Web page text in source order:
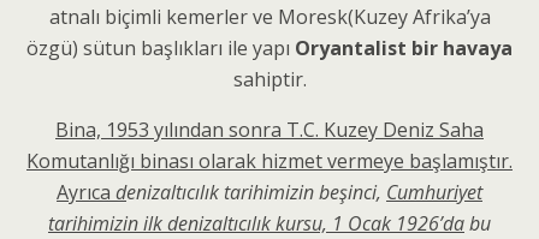
atnalı biçimli kemerler ve Moresk(Kuzey Afrika’ya
özgü) sütun başlıkları ile yapı Oryantalist bir havaya
sahiptir.
Bina, 1953 yılından sonra T.C. Kuzey Deniz Saha
Komutanlığı binası olarak hizmet vermeye başlamıştır.
Ayrıca denizaltıcılık tarihimizin beşinci, Cumhuriyet
tarihimizin ilk denizaltıcılık kursu, 1 Ocak 1926’dabu